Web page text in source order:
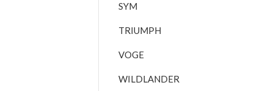
SYM
TRIUMPH
VOGE
WILDLANDER